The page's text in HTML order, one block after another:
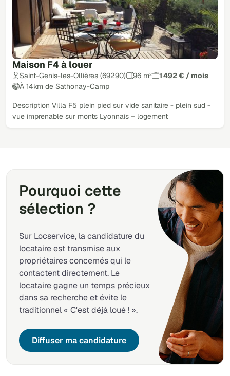
Maison F4 à louer
Saint-Genis-les-Ollières (69290) 96 m²
1 492 € / mois
À 14km de Sathonay-Camp
Description Villa F5 plein pied sur vide sanitaire - plein sud -
vue imprenable sur monts Lyonnais – logement
Pourquoi cette
sélection ?
Sur Locservice, la candidature du
locataire est transmise aux
propriétaires concernés qui le
contactent directement. Le
locataire gagne un temps précieux
dans sa recherche et évite le
traditionnel « C'est déjà loué ! ».
Diffuser ma candidature